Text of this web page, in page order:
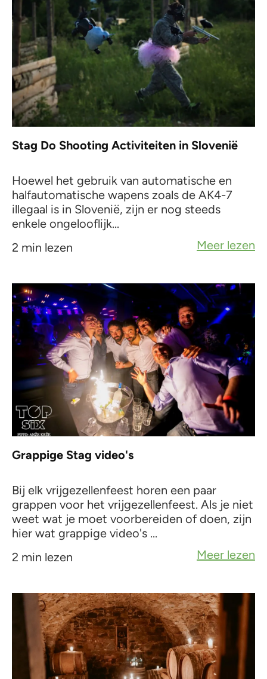
Stag Do Shooting Activiteiten in Slovenië
Hoewel het gebruik van automatische en
halfautomatische wapens zoals de AK4-7
illegaal is in Slovenië, zijn er nog steeds
enkele ongelooflijk...
2 min lezen
Meer lezen
Grappige Stag video's
Bij elk vrijgezellenfeest horen een paar
grappen voor het vrijgezellenfeest. Als je niet
weet wat je moet voorbereiden of doen, zijn
hier wat grappige video's ...
2 min lezen
Meer lezen